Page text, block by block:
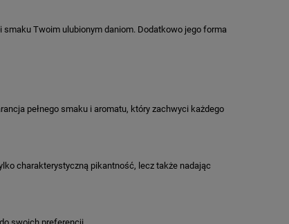
Twoim ulubionym daniom. Dodatkowo jego forma
pełnego smaku i aromatu, który zachwyci każdego
charakterystyczną pikantność, lecz także nadając